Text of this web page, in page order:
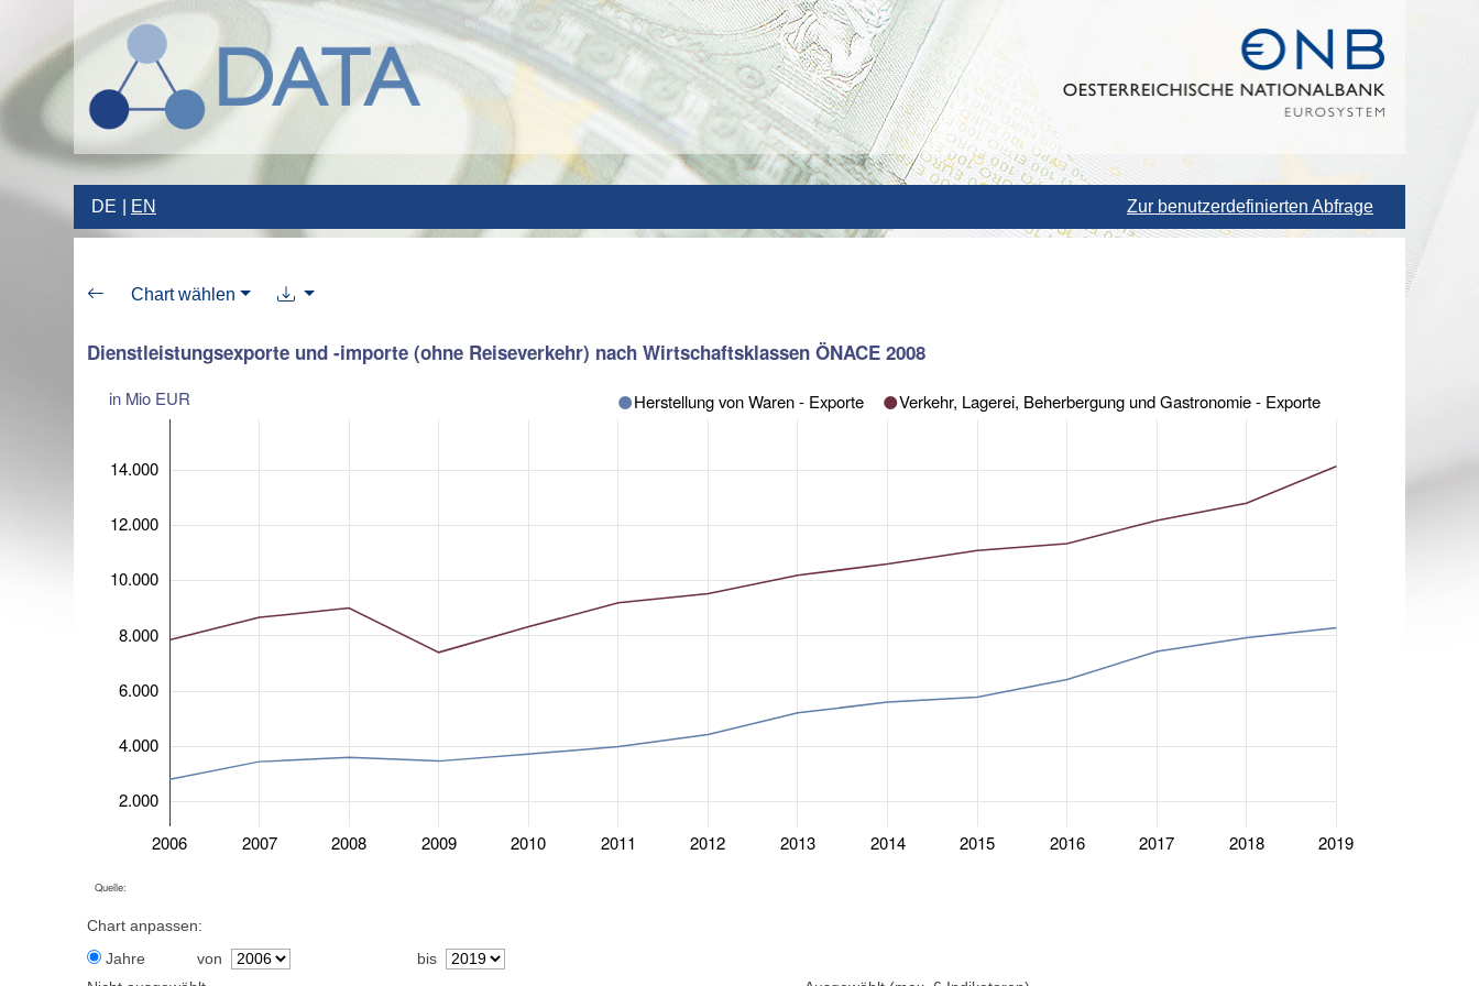
DE EN Zur benutzerdefinierten Abfrage
Chart wählen
Dienstleistungsexporte und -importe (ohne Reiseverkehr) nach Wirtschaftsklassen ÖNACE 2008
in Mio EUR
2006 2007 2008 2009 2010 2011 2012 2013 2014 2015 2016 2017 2018 2019
2.000
4.000
6.000
8.000
10.000
12.000
14.000
Herstellung von Waren - Exporte Verkehr, Lagerei, Beherbergung und Gastronomie - Exporte
Quelle:
Chart anpassen:
Jahre
von
bis